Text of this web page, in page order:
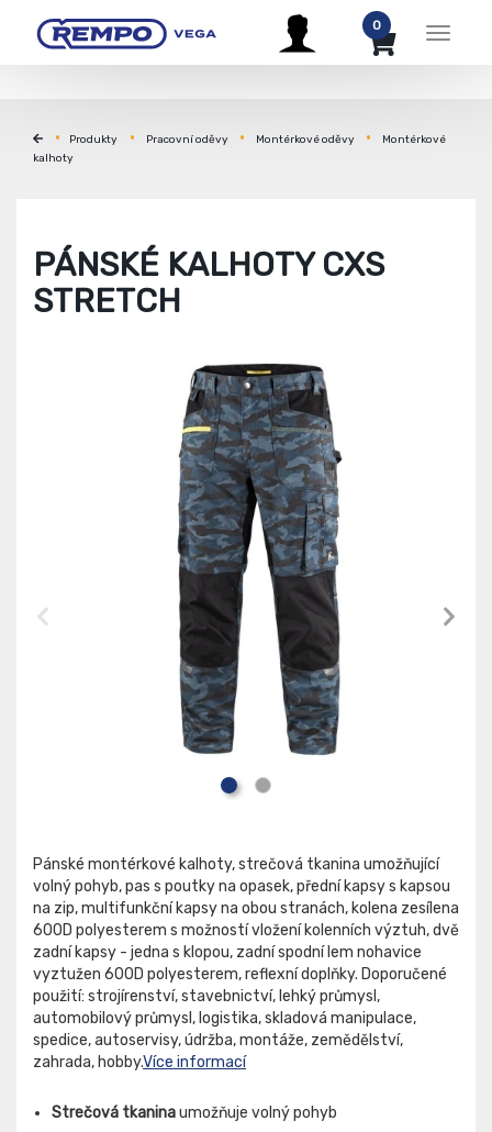
Menu
0
Produkty Pracovní oděvy Montérkové oděvy
Montérkové
kalhoty
PÁNSKÉ KALHOTY CXS
STRETCH
Pánské montérkové kalhoty, strečová tkanina umožňující
volný pohyb, pas s poutky na opasek, přední kapsy s kapsou
na zip, multifunkční kapsy na obou stranách, kolena zesílena
600D polyesterem s možností vložení kolenních výztuh, dvě
zadní kapsy - jedna s klopou, zadní spodní lem nohavice
vyztužen 600D polyesterem, reflexní doplňky. Doporučené
použití: strojírenství, stavebnictví, lehký průmysl,
automobilový průmysl, logistika, skladová manipulace,
spedice, autoservisy, údržba, montáže, zemědělství,
zahrada, hobby.Více informací
Strečová tkaninaumožňuje volný pohyb